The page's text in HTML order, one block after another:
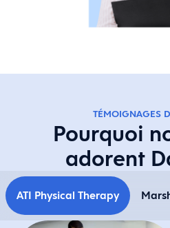
TÉMOIGNAGES
Pourquoi
adorent
ATI Physical Therapy